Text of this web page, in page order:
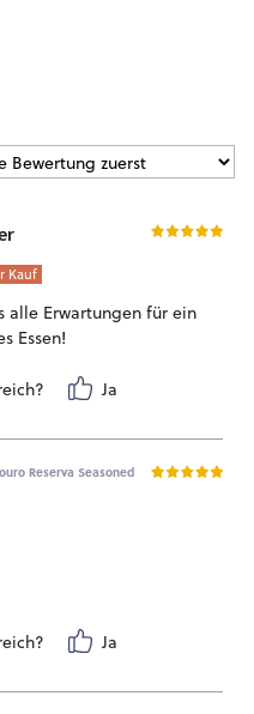
Kauf
alle Erwartungen für ein
Essen!
Ja
Reserva Seasoned
Ja